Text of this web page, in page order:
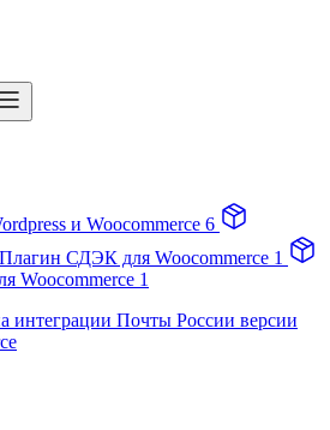
и Woocommerce 6
Плагин СДЭК для Woocommerce 1
Woocommerce 1
интеграции Почты России версии